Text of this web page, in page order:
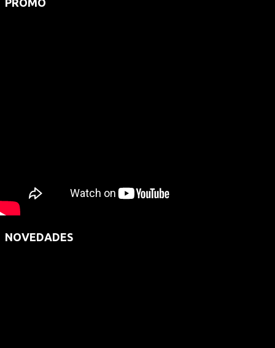
PROMO
NOVEDADES